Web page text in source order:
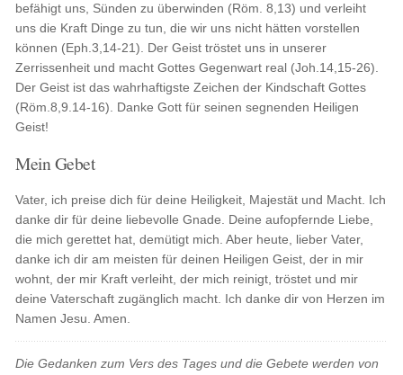
befähigt uns, Sünden zu überwinden (Röm. 8,13) und verleiht
uns die Kraft Dinge zu tun, die wir uns nicht hätten vorstellen
können (Eph.3,14-21). Der Geist tröstet uns in unserer
Zerrissenheit und macht Gottes Gegenwart real (Joh.14,15-26).
Der Geist ist das wahrhaftigste Zeichen der Kindschaft Gottes
(Röm.8,9.14-16). Danke Gott für seinen segnenden Heiligen
Geist!
Mein Gebet
Vater, ich preise dich für deine Heiligkeit, Majestät und Macht. Ich
danke dir für deine liebevolle Gnade. Deine aufopfernde Liebe,
die mich gerettet hat, demütigt mich. Aber heute, lieber Vater,
danke ich dir am meisten für deinen Heiligen Geist, der in mir
wohnt, der mir Kraft verleiht, der mich reinigt, tröstet und mir
deine Vaterschaft zugänglich macht. Ich danke dir von Herzen im
Namen Jesu. Amen.
Die Gedanken zum Vers des Tages und die Gebete werden von